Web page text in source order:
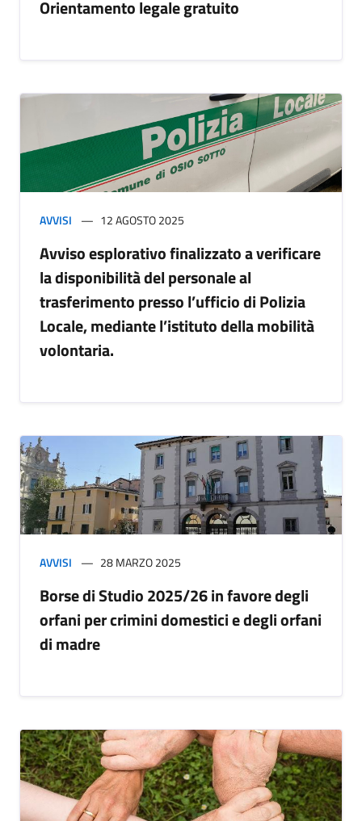
Orientamento legale gratuito
AVVISI 12 AGOSTO 2025
Avviso esplorativo finalizzato a verificare
la disponibilità del personale al
trasferimento presso l’ufficio di Polizia
Locale, mediante l’istituto della mobilità
volontaria.
AVVISI 28 MARZO 2025
Borse di Studio 2025/26 in favore degli
orfani per crimini domestici e degli orfani
di madre